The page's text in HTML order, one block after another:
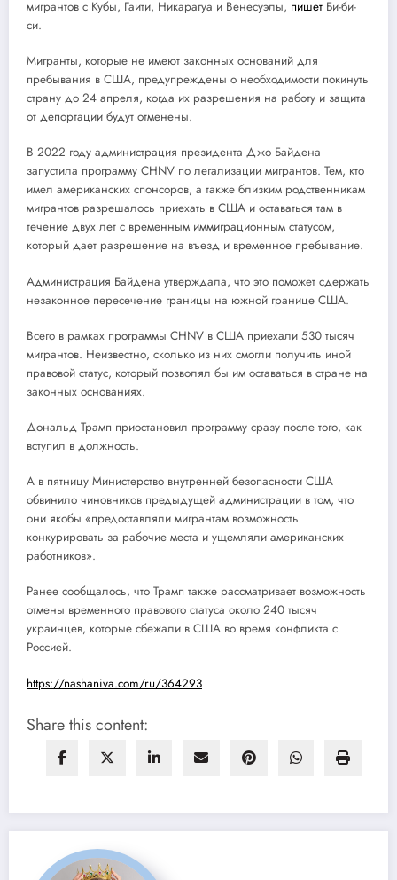
мигрантов с Кубы, Гаити, Никарагуа и Венесуэлы, пишет Би-би-
си.
Мигранты, которые не имеют законных оснований для
пребывания в США, предупреждены о необходимости покинуть
страну до 24 апреля, когда их разрешения на работу и защита
от депортации будут отменены.
В 2022 году администрация президента Джо Байдена
запустила программу CHNV по легализации мигрантов. Тем, кто
имел американских спонсоров, а также близким родственникам
мигрантов разрешалось приехать в США и оставаться там в
течение двух лет с временным иммиграционным статусом,
который дает разрешение на въезд и временное пребывание.
Администрация Байдена утверждала, что это поможет сдержать
незаконное пересечение границы на южной границе США.
Всего в рамках программы CHNV в США приехали 530 тысяч
мигрантов. Неизвестно, сколько из них смогли получить иной
правовой статус, который позволял бы им оставаться в стране на
законных основаниях.
Дональд Трамп приостановил программу сразу после того, как
вступил в должность.
А в пятницу Министерство внутренней безопасности США
обвинило чиновников предыдущей администрации в том, что
они якобы «предоставляли мигрантам возможность
конкурировать за рабочие места и ущемляли американских
работников».
Ранее сообщалось, что Трамп также рассматривает возможность
отмены временного правового статуса около 240 тысяч
украинцев, которые сбежали в США во время конфликта с
Россией.
https://nashaniva.com/ru/364293
Share this content: